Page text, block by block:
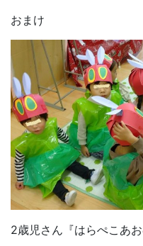
おまけ
2歳児さん『はらぺこあ